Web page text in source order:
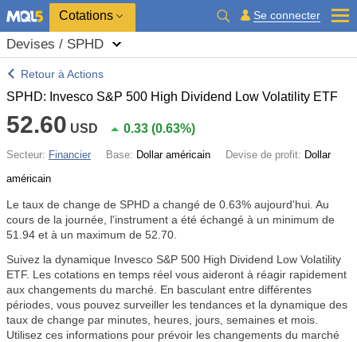
Cotations Se connecter
Devises / SPHD
Retour à Actions
SPHD: Invesco S&P 500 High Dividend Low Volatility ETF
52.60 USD 0.33 (0.63%)
Secteur: Financier Base: Dollar américain Devise de profit: Dollar
américain
Le taux de change de SPHD a changé de 0.63% aujourd'hui. Au
cours de la journée, l'instrument a été échangé à un minimum de
51.94 et à un maximum de 52.70.
Suivez la dynamique Invesco S&P 500 High Dividend Low Volatility
ETF. Les cotations en temps réel vous aideront à réagir rapidement
aux changements du marché. En basculant entre différentes
périodes, vous pouvez surveiller les tendances et la dynamique des
taux de change par minutes, heures, jours, semaines et mois.
Utilisez ces informations pour prévoir les changements du marché